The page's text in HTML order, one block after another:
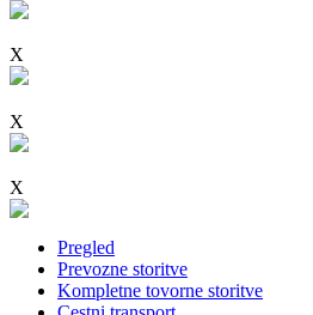
X
X
X
Pregled
Prevozne storitve
Kompletne tovorne storitve